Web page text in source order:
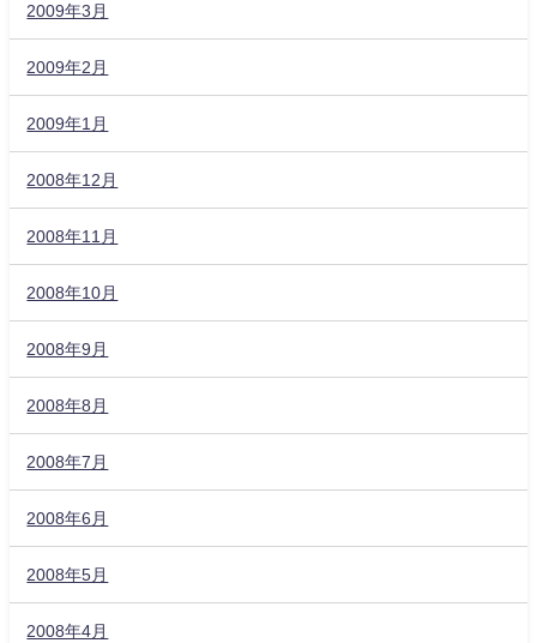
2009年3月
2009年2月
2009年1月
2008年12月
2008年11月
2008年10月
2008年9月
2008年8月
2008年7月
2008年6月
2008年5月
2008年4月